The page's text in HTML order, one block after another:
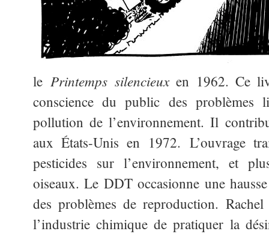
lePrintemps silencieuxen 1962. Ce
conscience du public des problèmes
pollution de l’environnement. Il
aux États-Unis en 1972. L’ouvrage
pesticides sur l’environnement, et
oiseaux. Le DDT occasionne une
des problèmes de reproduction. Rachel
l’industrie chimique de pratiquer la